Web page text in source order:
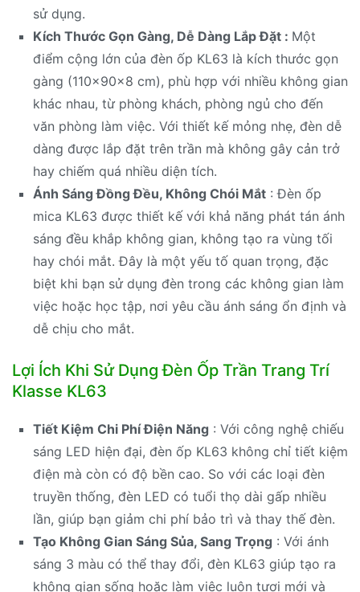
sử dụng.
Kích Thước Gọn Gàng, Dễ Dàng Lắp Đặt : Một
điểm cộng lớn của đèn ốp KL63 là kích thước gọn
gàng (110x90x8 cm), phù hợp với nhiều không gian
khác nhau, từ phòng khách, phòng ngủ cho đến
văn phòng làm việc. Với thiết kế mỏng nhẹ, đèn dễ
dàng được lắp đặt trên trần mà không gây cản trở
hay chiếm quá nhiều diện tích.
Ánh Sáng Đồng Đều, Không Chói Mắt: Đèn ốp
mica KL63 được thiết kế với khả năng phát tán ánh
sáng đều khắp không gian, không tạo ra vùng tối
hay chói mắt. Đây là một yếu tố quan trọng, đặc
biệt khi bạn sử dụng đèn trong các không gian làm
việc hoặc học tập, nơi yêu cầu ánh sáng ổn định và
dễ chịu cho mắt.
Lợi Ích Khi Sử Dụng Đèn Ốp Trần Trang Trí
Klasse KL63
Tiết Kiệm Chi Phí Điện Năng: Với công nghệ chiếu
sáng LED hiện đại, đèn ốp KL63 không chỉ tiết kiệm
điện mà còn có độ bền cao. So với các loại đèn
truyền thống, đèn LED có tuổi thọ dài gấp nhiều
lần, giúp bạn giảm chi phí bảo trì và thay thế đèn.
Tạo Không Gian Sáng Sủa, Sang Trọng: Với ánh
sáng 3 màu có thể thay đổi, đèn KL63 giúp tạo ra
không gian sống hoặc làm việc luôn tươi mới và